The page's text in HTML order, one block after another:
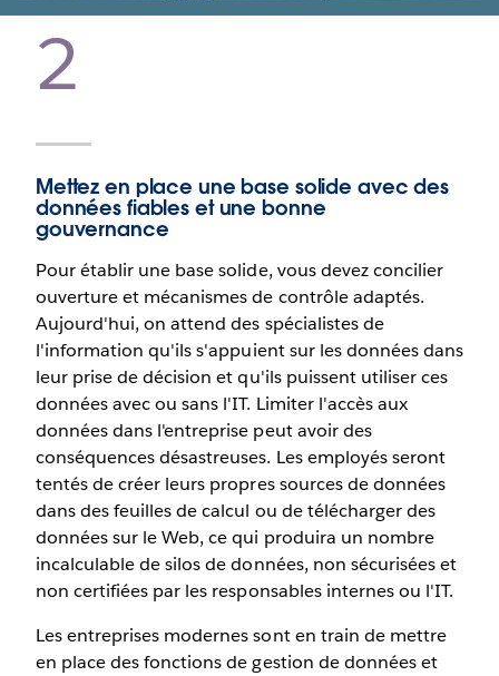
Video
2
Mettez en place une base solide avec des
données fiables et une bonne
gouvernance
Pour établir une base solide, vous devez concilier
ouverture et mécanismes de contrôle adaptés.
Aujourd'hui, on attend des spécialistes de
l'information qu'ils s'appuient sur les données dans
leur prise de décision et qu'ils puissent utiliser ces
données avec ou sans l'IT. Limiter l'accès aux
données dans l'entreprise peut avoir des
conséquences désastreuses. Les employés seront
tentés de créer leurs propres sources de données
dans des feuilles de calcul ou de télécharger des
données sur le Web, ce qui produira un nombre
incalculable de silos de données, non sécurisées et
non certifiées par les responsables internes ou l'IT.
Les entreprises modernes sont en train de mettre
en place des fonctions de gestion de données et